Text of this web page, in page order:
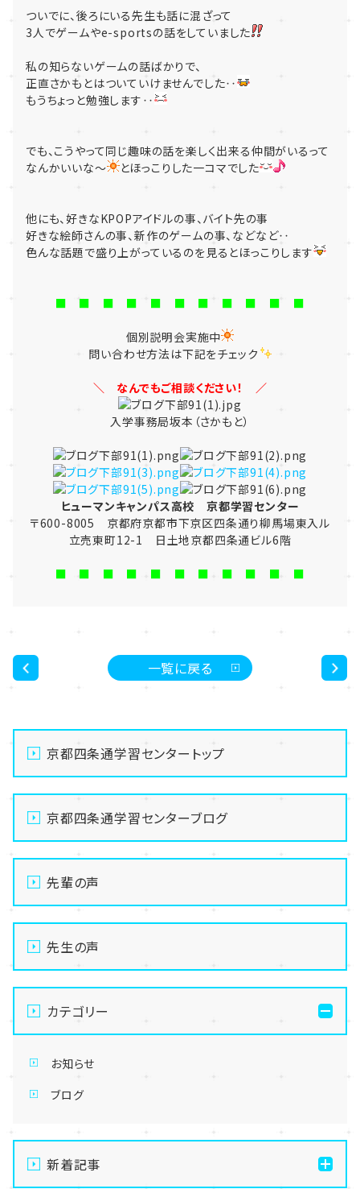
ついでに、後ろにいる先生も話に混ざって
3人でゲームやe-sportsの話をしていました
私の知らないゲームの話ばかりで、
正直さかもとはついていけませんでした‥
もうちょっと勉強します‥
でも、こうやって同じ趣味の話を楽しく出来る仲間がいるって
なんかいいな～
とほっこりした一コマでした
他にも、好きなKPOPアイドルの事、バイト先の事
好きな絵師さんの事、新作のゲームの事、などなど‥
色んな話題で盛り上がっているのを見るとほっこりします
■ ■ ■ ■ ■ ■ ■ ■ ■ ■ ■
個別説明会実施中
問い合わせ方法は下記をチェック
＼ なんでもご相談ください！ ／
入学事務局坂本（さかもと）
ヒューマンキャンパス高校 京都学習センター
〒600-8005 京都府京都市下京区四条通り柳馬場東入ル
立売東町12-1 日土地京都四条通ビル6階
■ ■ ■ ■ ■ ■ ■ ■ ■ ■ ■
一覧に戻る
京都四条通学習センタートップ
京都四条通学習センターブログ
先輩の声
先生の声
カテゴリー
お知らせ
ブログ
新着記事